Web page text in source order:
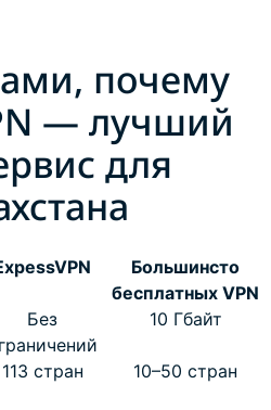
почему
— лучший
для
Большинсто
бесплатных VPN
Без
10 Гбайт
113 стран 10–50 стран